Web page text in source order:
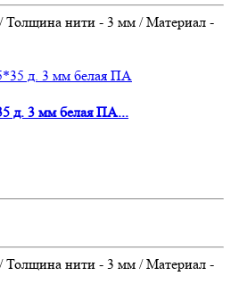
Толщина нити - 3 мм / Материал -
д. 3 мм белая ПА...
Толщина нити - 3 мм / Материал -